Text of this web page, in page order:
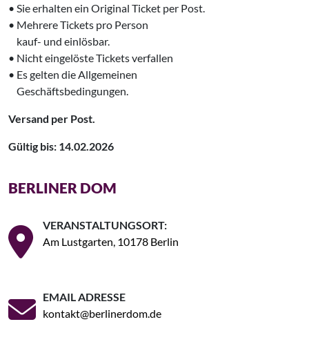
• Sie erhalten ein Original Ticket per Post.
• Mehrere Tickets pro Person
kauf- und einlösbar.
• Nicht eingelöste Tickets verfallen
• Es gelten die Allgemeinen
Geschäftsbedingungen.
Versand per Post.
Gültig bis: 14.02.2026
BERLINER DOM
VERANSTALTUNGSORT:
Am Lustgarten, 10178 Berlin
EMAIL ADRESSE
kontakt@berlinerdom.de